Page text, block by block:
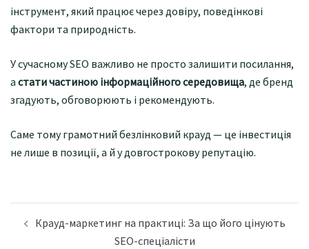
інструмент, який працює через довіру, поведінкові
фактори та природність.
У сучасному SEO важливо не просто залишити посилання,
а стати частиною інформаційного середовища, де бренд
згадують, обговорюють і рекомендують.
Саме тому грамотний безлінковий крауд — це інвестиція
не лише в позиції, а й у довгострокову репутацію.
по Крауд-маркетинг на практиці: За що його цінують
SEO-спеціалісти